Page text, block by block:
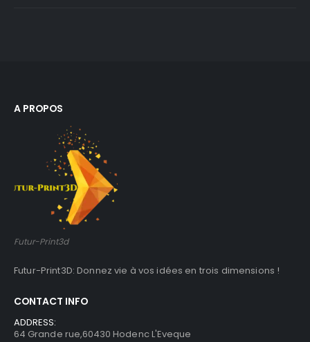
A PROPOS
Futur-Print3d
Futur-Print3D: Donnez vie à vos idées en trois dimensions !
CONTACT INFO
ADDRESS:
64 Grande rue,60430 Hodenc L'Eveque